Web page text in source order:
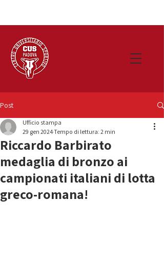
Post
Riccardo Barbirato
medaglia di bronzo ai
campionati italiani di lotta
greco-romana!
Ufficio stampa
29 gen 2024Tempo di lettura: 2 min